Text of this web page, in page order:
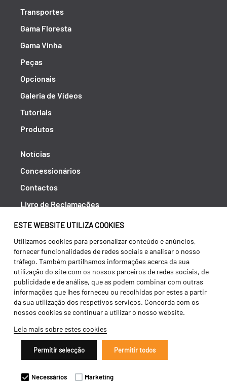
ESTE WEBSITE UTILIZA COOKIES
Utilizamos cookies para personalizar conteúdo e anúncios,
fornecer funcionalidades de redes sociais e analisar o nosso
tráfego. Também partilhamos informações acerca da sua
utilização do site com os nossos parceiros de redes sociais, de
publicidade e de análise, que as podem combinar com outras
informações que lhes forneceu ou recolhidas por estes a partir
da sua utilização dos respetivos serviços. Concorda com os
nossos cookies se continuar a utilizar o nosso website.
Leia mais sobre estes cookies
Permitir selecção Permitir todos
Necessários Marketing
Transportes
Gama Floresta
Gama Vinha
Peças
Opcionais
Galeria de Vídeos
Tutoriais
Produtos
Notícias
Concessionários
Contactos
Livro de Reclamações
Política de Privacidade
Canal de Denúncias (RGPC)
Termos e condições